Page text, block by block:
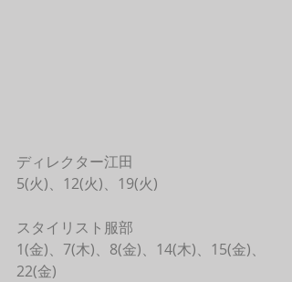
ディレクター江田
5(火)、12(火)、19(火)
スタイリスト服部
1(金)、7(木)、8(金)、14(木)、15(金)、
22(金)